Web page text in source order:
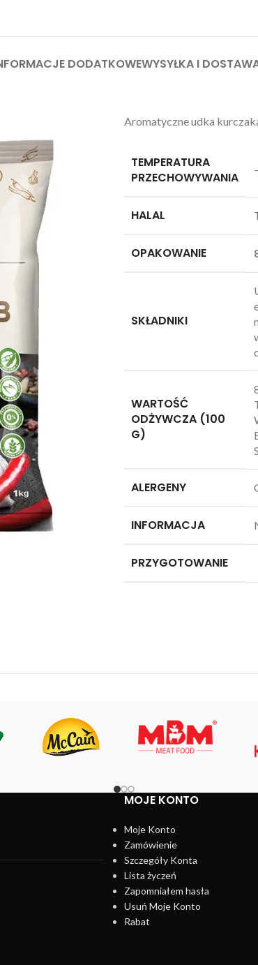
DODATKOWEWYSYŁKA I
Aromatyczne udka
TEMPERATURA
PRZECHOWYWANIA
HALAL
OPAKOWANIE
SKŁADNIKI
WARTOŚĆ
ODŻYWCZA (100
G)
ALERGENY
INFORMACJA
PRZYGOTOWANIE
MOJE KONTO
Moje Konto
Zamówienie
Szczegóły Konta
Lista życzeń
Zapomniałem hasła
Usuń Moje Konto
Rabat